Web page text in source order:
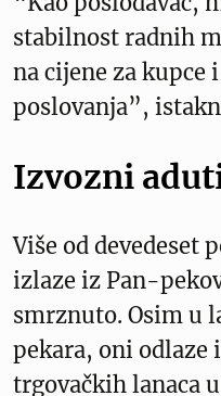
stabilnost radnih
na cijene za
poslovanja”,
Izvozni
Više od devedeset
izlaze iz Pan-
smrznuto. Osim u
pekara, oni odlaze
trgovačkih lanaca